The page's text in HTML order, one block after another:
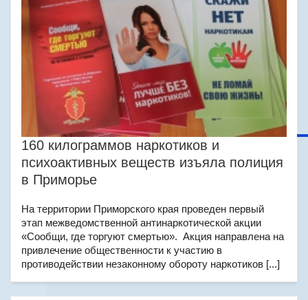
160 килограммов наркотиков и
психоактивных веществ изъяла полиция
в Приморье
На территории Приморского края проведен первый
этап межведомственной антинаркотической акции
«Сообщи, где торгуют смертью». Акция направлена на
привлечение общественности к участию в
противодействии незаконному обороту наркотиков [...]